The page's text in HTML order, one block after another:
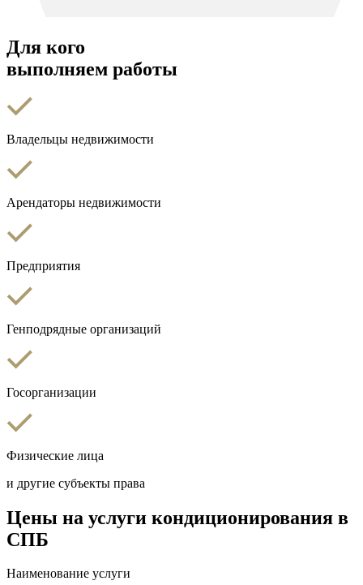
Для кого
выполняем работы
Владельцы недвижимости
Арендаторы недвижимости
Предприятия
Генподрядные организаций
Госорганизации
Физические лица
и другие субъекты права
Цены на услуги кондиционирования в
СПБ
Наименование услуги